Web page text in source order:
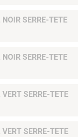
SERRE-TETE
SERRE-TETE
SERRE-TETE
SERRE-TETE